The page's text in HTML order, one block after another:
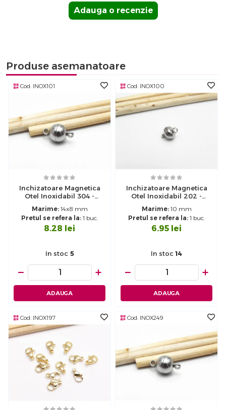
Adauga o recenzie
Produse asemanatoare
Cod: INOX101
Inchizatoare Magnetica
Otel Inoxidabil 304 -
Marime:14x8 mm
Pretul se refera la: 1 buc.
8.28 lei
In stoc 5
− +
ADAUGA
Cod: INOX100
Inchizatoare Magnetica
Otel Inoxidabil 202 -
Marime:10 mm
Pretul se refera la: 1 buc.
6.95 lei
In stoc14
− +
ADAUGA
Cod: INOX197 Cod: INOX249